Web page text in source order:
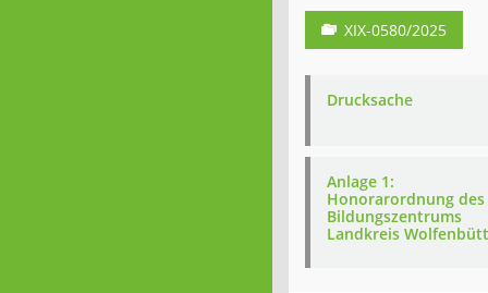
XIX-0580/2025
Drucksache
Anlage 1:
Honorarordnung des
Bildungszentrums
Landkreis